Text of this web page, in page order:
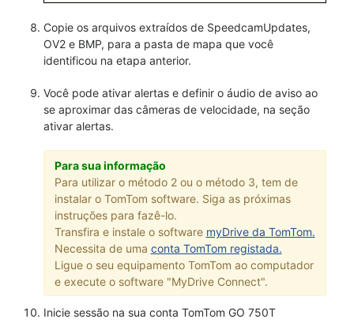
Copie os arquivos extraídos de SpeedcamUpdates,
OV2 e BMP, para a pasta de mapa que você
identificou na etapa anterior.
Você pode ativar alertas e definir o áudio de aviso ao
se aproximar das câmeras de velocidade, na seção
ativar alertas.
Para sua informação
Para utilizar o método 2 ou o método 3, tem de
instalar o TomTom software. Siga as próximas
instruções para fazê-lo.
Transfira e instale o software myDrive da TomTom.
Necessita de uma conta TomTom registada.
Ligue o seu equipamento TomTom ao computador
e execute o software "MyDrive Connect".
Inicie sessão na sua conta TomTom GO 750T